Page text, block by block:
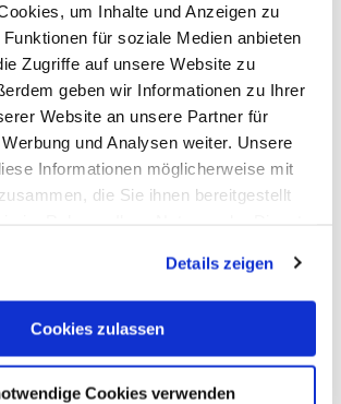
um Inhalte und Anzeigen zu
für soziale Medien anbieten
Zugriffe auf unsere Website zu
geben wir Informationen zu Ihrer
Website an unsere Partner für
und Analysen weiter. Unsere
Informationen möglicherweise mit
die Sie ihnen bereitgestellt
unsere Webseite weiterhin nutzen.
Details zeigen
Cookies zulassen
Cookies verwenden
Anreise planen
Öffnungszeiten